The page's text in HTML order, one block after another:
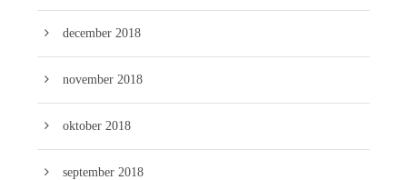
december 2018
november 2018
oktober 2018
september 2018